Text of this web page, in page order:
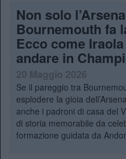
Non solo
Bournemouth fa
Ecco come
andare in
20 Maggio 2026
Se il pareggio tra
esplodere la gioia
anche i padroni di casa del
di storia memorabile da
formazione guidata da